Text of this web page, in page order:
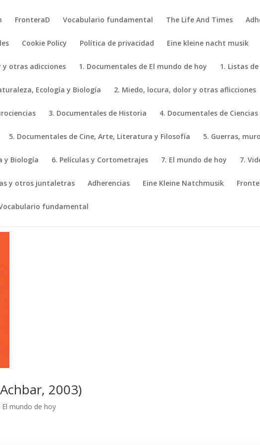
FronteraD Vocabulario fundamental The Life And Times
Cookie Policy Política de privacidad Eine kleine nacht musik
y otras adicciones 1. Documentales de El mundo de hoy 1. Listas
Ecología y Biología 2. Miedo, locura, dolor y otras aflicciones
3. Documentales de Historia 4. Documentales de
5. Documentales de Cine, Arte, Literatura y Filosofía 5. Guerras,
y Biología 6. Películas y Cortometrajes 7. El mundo de hoy 7.
y otros juntaletras Adherencias Eine Kleine Natchmusik
fundamental
2003)
mundo de hoy